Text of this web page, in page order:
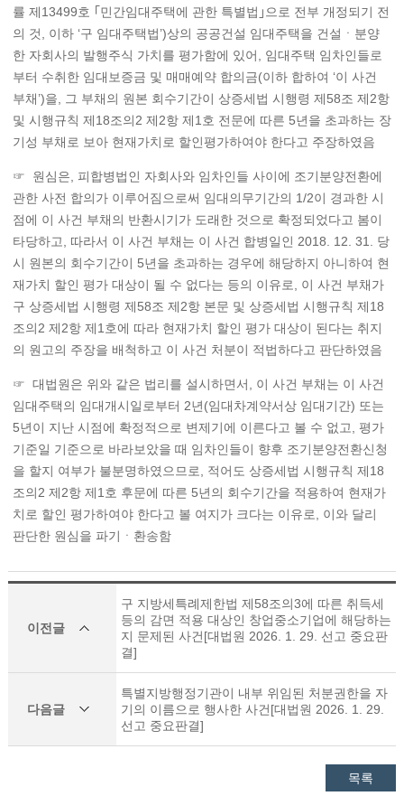
률 제13499호 ｢민간임대주택에 관한 특별법｣으로 전부 개정되기 전
의 것, 이하 ‘구 임대주택법’)상의 공공건설 임대주택을 건설ㆍ분양
한 자회사의 발행주식 가치를 평가함에 있어, 임대주택 임차인들로
부터 수취한 임대보증금 및 매매예약 합의금(이하 합하여 ‘이 사건
부채’)을, 그 부채의 원본 회수기간이 상증세법 시행령 제58조 제2항
및 시행규칙 제18조의2 제2항 제1호 전문에 따른 5년을 초과하는 장
기성 부채로 보아 현재가치로 할인평가하여야 한다고 주장하였음
☞ 원심은, 피합병법인 자회사와 임차인들 사이에 조기분양전환에
관한 사전 합의가 이루어짐으로써 임대의무기간의 1/2이 경과한 시
점에 이 사건 부채의 반환시기가 도래한 것으로 확정되었다고 봄이
타당하고, 따라서 이 사건 부채는 이 사건 합병일인 2018. 12. 31. 당
시 원본의 회수기간이 5년을 초과하는 경우에 해당하지 아니하여 현
재가치 할인 평가 대상이 될 수 없다는 등의 이유로, 이 사건 부채가
구 상증세법 시행령 제58조 제2항 본문 및 상증세법 시행규칙 제18
조의2 제2항 제1호에 따라 현재가치 할인 평가 대상이 된다는 취지
의 원고의 주장을 배척하고 이 사건 처분이 적법하다고 판단하였음
☞ 대법원은 위와 같은 법리를 설시하면서, 이 사건 부채는 이 사건
임대주택의 임대개시일로부터 2년(임대차계약서상 임대기간) 또는
5년이 지난 시점에 확정적으로 변제기에 이른다고 볼 수 없고, 평가
기준일 기준으로 바라보았을 때 임차인들이 향후 조기분양전환신청
을 할지 여부가 불분명하였으므로, 적어도 상증세법 시행규칙 제18
조의2 제2항 제1호 후문에 따른 5년의 회수기간을 적용하여 현재가
치로 할인 평가하여야 한다고 볼 여지가 크다는 이유로, 이와 달리
판단한 원심을 파기ㆍ환송함
이전글
구 지방세특례제한법 제58조의3에 따른 취득세
등의 감면 적용 대상인 창업중소기업에 해당하는
지 문제된 사건[대법원 2026. 1. 29. 선고 중요판
결]
다음글
특별지방행정기관이 내부 위임된 처분권한을 자
기의 이름으로 행사한 사건[대법원 2026. 1. 29.
선고 중요판결]
목록